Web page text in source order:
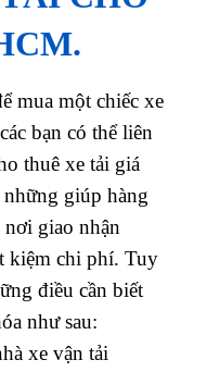
mua một chiếc xe
bạn có thể liên
thuê xe tải giá
giúp hàng
giao nhận
kiệm chi phí. Tuy
điều cần biết
như sau:
xe vận tải